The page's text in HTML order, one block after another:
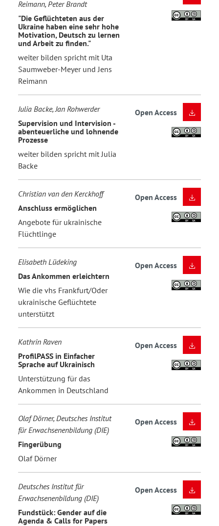
Reimann, Peter Brandt
"Die Geflüchteten aus der
Ukraine haben eine sehr hohe
Motivation, Deutsch zu lernen
und Arbeit zu finden."
weiter bilden spricht mit Uta
Saumweber-Meyer und Jens
Reimann
Julia Backe, Jan Rohwerder
Supervision und Intervision -
abenteuerliche und lohnende
Prozesse
weiter bilden spricht mit Julia
Backe
Open Access
Christian van den Kerckhoff
Anschluss ermöglichen
Angebote für ukrainische
Flüchtlinge
Open Access
Elisabeth Lüdeking
Das Ankommen erleichtern
Wie die vhs Frankfurt/Oder
ukrainische Geflüchtete
unterstützt
Open Access
Kathrin Raven
ProfilPASS in Einfacher
Sprache auf Ukrainisch
Unterstützung für das
Ankommen in Deutschland
Open Access
Olaf Dörner, Deutsches Institut
für Erwachsenenbildung (DIE)
Fingerübung
Olaf Dörner
Open Access
Deutsches Institut für
Erwachsenenbildung (DIE)
Fundstück: Gender auf die
Agenda & Calls for Papers
Open Access